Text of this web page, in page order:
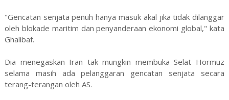
"Gencatan senjata penuh hanya masuk akal jika tidak dilanggar
oleh blokade maritim dan penyanderaan ekonomi global," kata
Ghalibaf.
Dia menegaskan Iran tak mungkin membuka Selat Hormuz
selama masih ada pelanggaran gencatan senjata secara
terang-terangan oleh AS.